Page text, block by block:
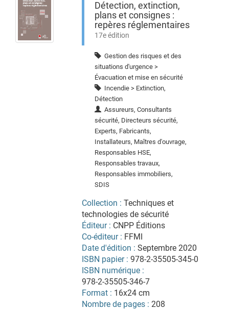
Détection, extinction,
plans et consignes :
repères réglementaires
17e édition
Gestion des risques et des
situations d'urgence >
Évacuation et mise en sécurité
Incendie > Extinction,
Détection
Assureurs, Consultants
sécurité, Directeurs sécurité,
Experts, Fabricants,
Installateurs, Maîtres d'ouvrage,
Responsables HSE,
Responsables travaux,
Responsables immobiliers,
SDIS
Collection : Techniques et
technologies de sécurité
Éditeur : CNPP Éditions
Co-éditeur : FFMI
Date d'édition : Septembre 2020
ISBN papier : 978-2-35505-345-0
ISBN numérique :
978-2-35505-346-7
Format : 16x24 cm
Nombre de pages : 208